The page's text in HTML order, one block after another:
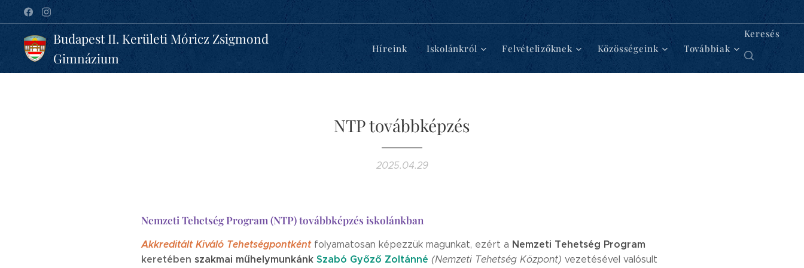
Budapest II. Kerületi Móricz Zsigmond
Gimnázium
Híreink Iskolánkról Felvételizőknek Közösségeink Továbbiak
Keresés
NTP továbbképzés
2025.04.29
Nemzeti Tehetség Program (NTP) továbbképzés iskolánkban
Akkreditált Kiváló Tehetségpontkéntfolyamatosan képezzük magunkat, ezért a Nemzeti Tehetség Program
keretében szakmai műhelymunkánk Szabó Győző Zoltánné (Nemzeti Tehetség Központ) vezetésével valósult